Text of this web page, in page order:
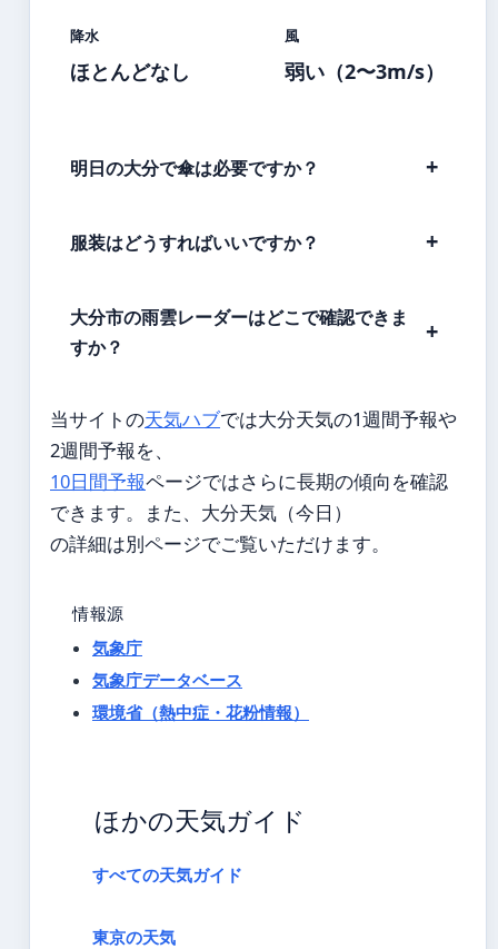
降水
ほとんどなし
風
弱い（2〜3m/s）
明日の大分で傘は必要ですか？
服装はどうすればいいですか？
大分市の雨雲レーダーはどこで確認できま
すか？
当サイトの天気ハブでは大分天気の1週間予報や
2週間予報を、
10日間予報ページではさらに長期の傾向を確認
できます。また、大分天気（今日）
の詳細は別ページでご覧いただけます。
情報源
気象庁
気象庁データベース
環境省（熱中症・花粉情報）
ほかの天気ガイド
すべての天気ガイド
東京の天気